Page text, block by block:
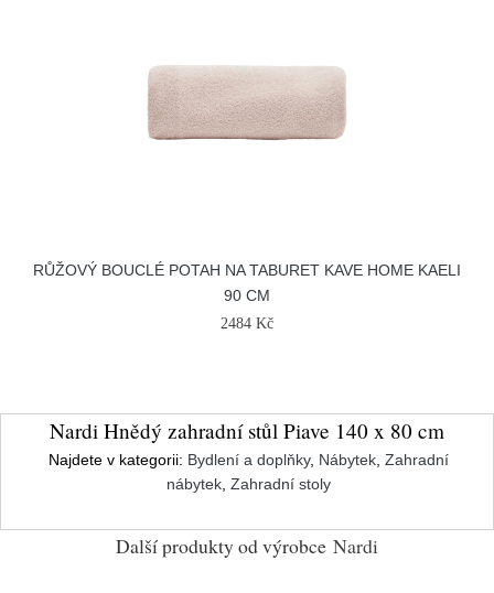
RŮŽOVÝ BOUCLÉ POTAH NA TABURET KAVE HOME KAELI
90 CM
2484 Kč
Nardi Hnědý zahradní stůl Piave 140 x 80 cm
Najdete v kategorii: Bydlení a doplňky, Nábytek, Zahradní
nábytek, Zahradní stoly
Další produkty od výrobce Nardi